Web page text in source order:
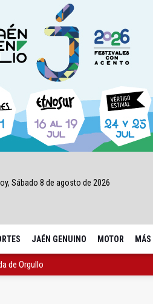
Sábado 8 de agosto de 2026
JAÉN GENUINO MOTOR MÁS
y Sevilla